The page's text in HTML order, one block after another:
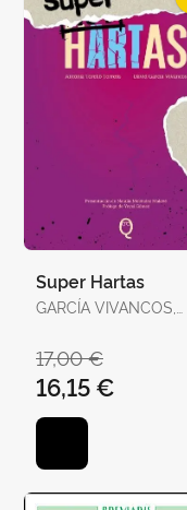
Super Hartas
GARCÍA VIVANCOS,
17,00 €
16,15 €